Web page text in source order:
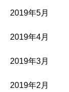
2019年5月
2019年4月
2019年3月
2019年2月